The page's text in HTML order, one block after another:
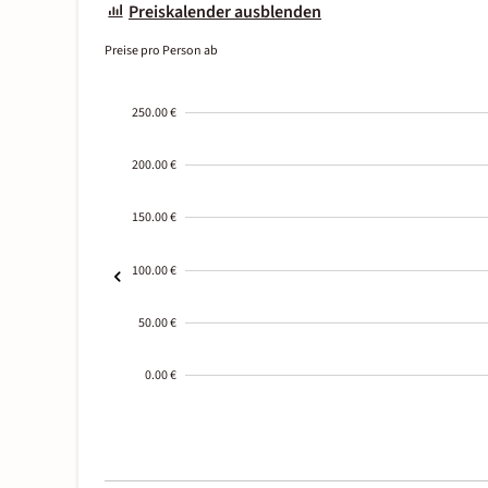
Preiskalender ausblenden
Preise pro Person ab
250.00 €
200.00 €
150.00 €
100.00 €
50.00 €
0.00 €
01-02